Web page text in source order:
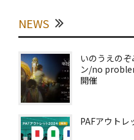
NEWS
いのうえの
ン/no
開催
PAFアウトレ